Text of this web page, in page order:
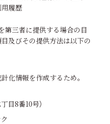
用履歴
第三者に提供する場合の目
及びその提供方法は以下の
化情報を作成するため。
目8番10号）